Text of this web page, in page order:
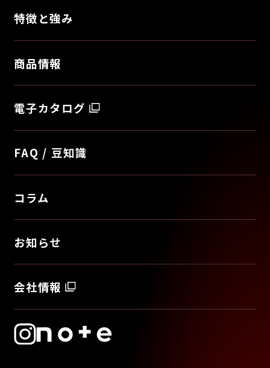
特徴と強み
商品情報
電子カタログ
FAQ / 豆知識
コラム
お知らせ
会社情報